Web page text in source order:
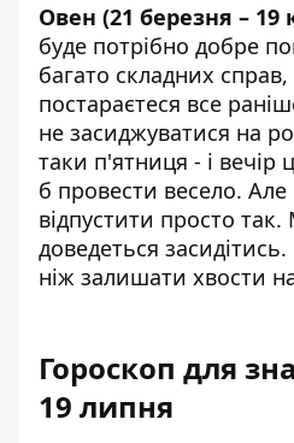
Овен (21 березня – 19
буде потрібно добре
багато складних справ,
постараєтеся все
не засиджуватися на
таки п'ятниця - і вечір
б провести весело.
відпустити просто
доведеться
ніж залишати хвости
Гороскоп для
19 липня